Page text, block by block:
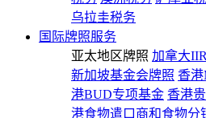
乌拉圭税务
国际牌照服务
亚太地区牌照 加拿大
新加坡基金会牌照 香
港BUD专项基金 香港
港食物遣口商和食物分